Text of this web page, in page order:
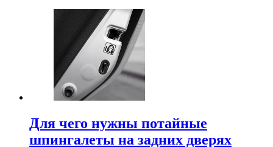
Для чего нужны потайные
шпингалеты на задних дверях